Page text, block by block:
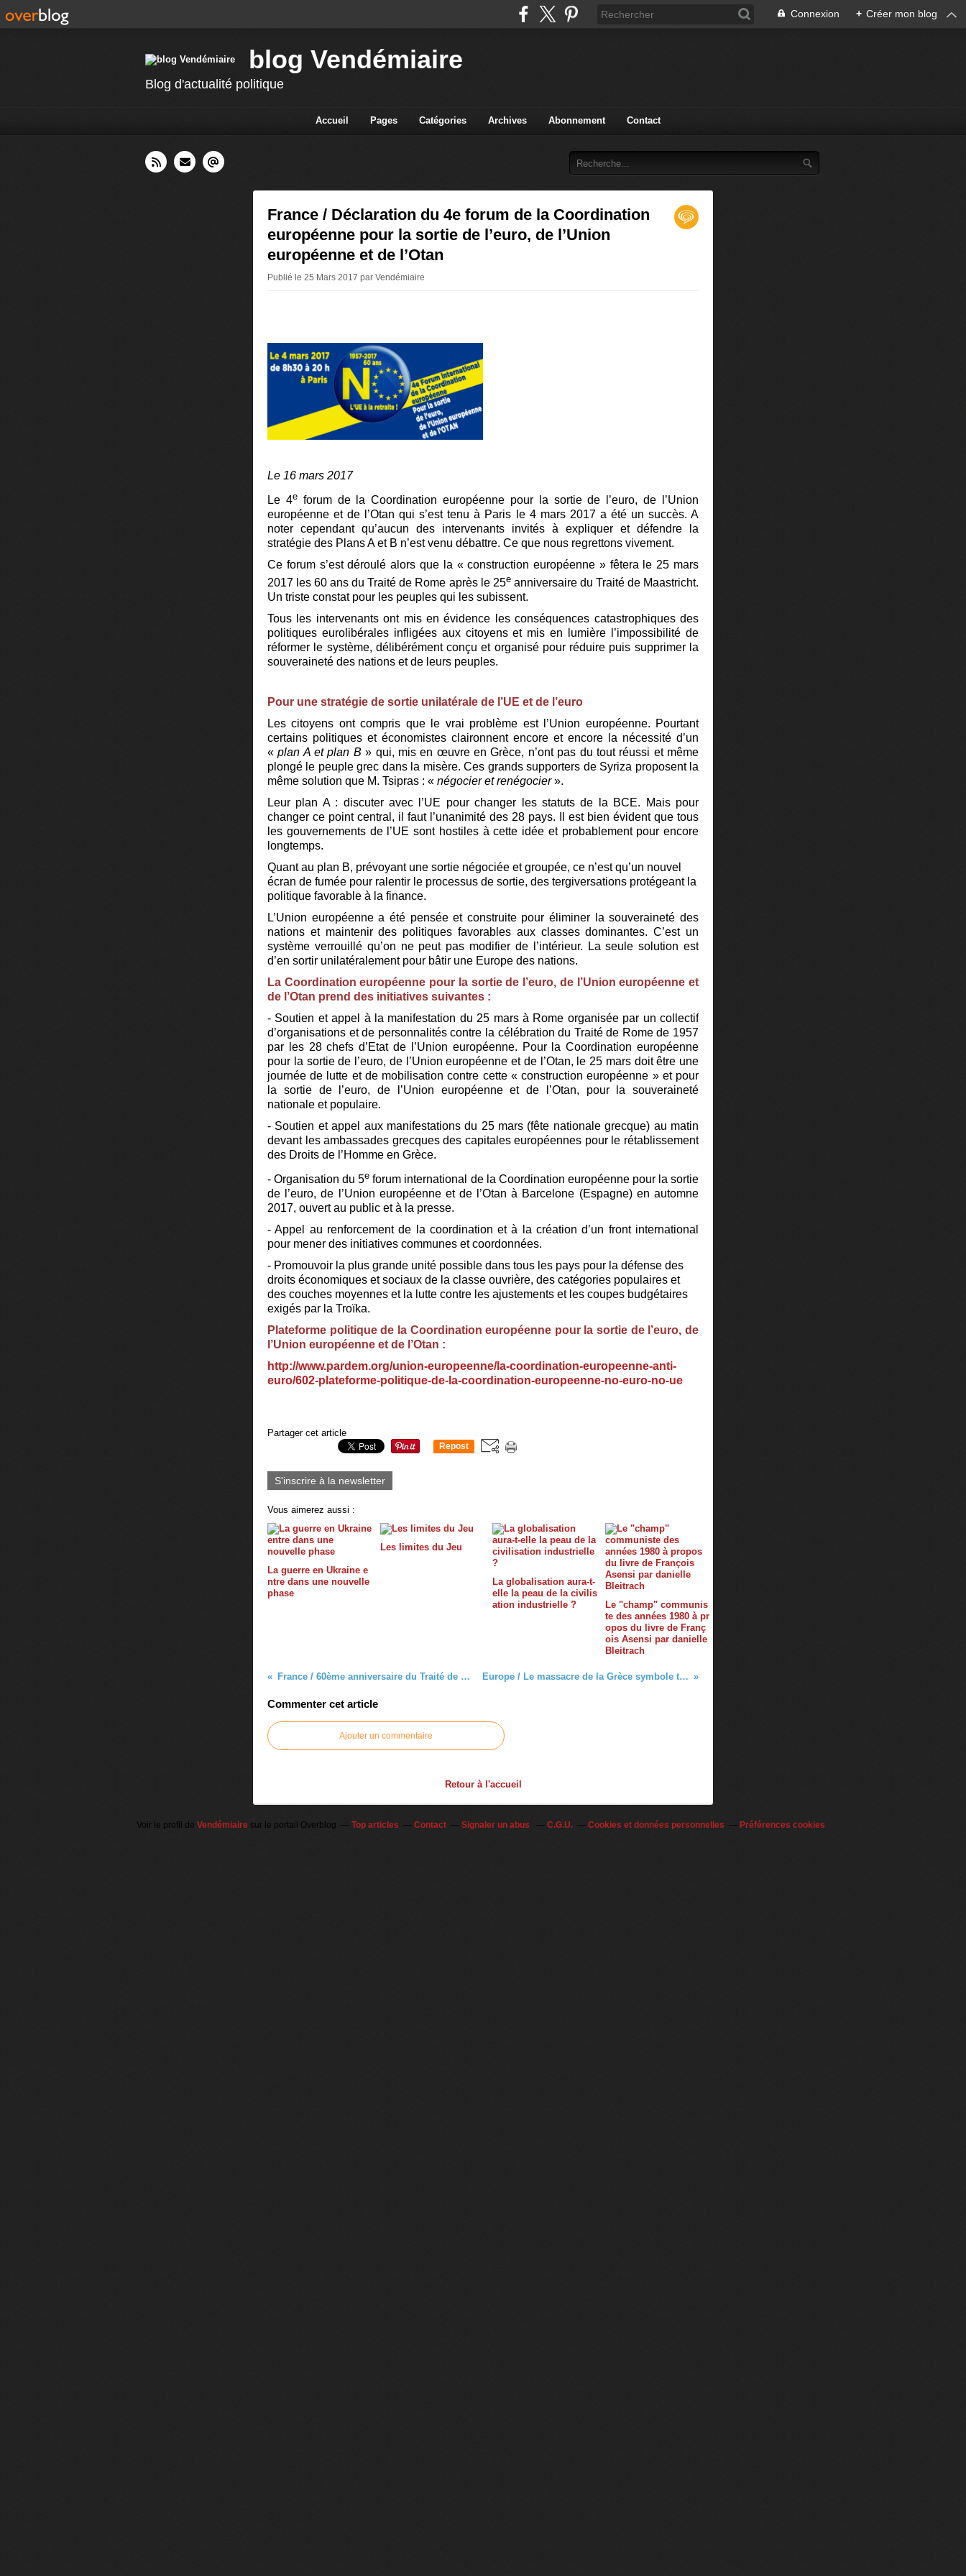
Connexion + Créer mon blog
blog Vendémiaire
Blog d'actualité politique
Accueil Pages Catégories Archives Abonnement Contact
France / Déclaration du 4e forum de la Coordination
européenne pour la sortie de l’euro, de l’Union
européenne et de l’Otan
Publié le 25 Mars 2017 par Vendémiaire
Le 16 mars 2017
Le 4eforum de la Coordination européenne pour la sortie de l’euro, de l’Union
européenne et de l’Otan qui s’est tenu à Paris le 4 mars 2017 a été un succès. A
noter cependant qu’aucun des intervenants invités à expliquer et défendre la
stratégie des Plans A et B n’est venu débattre. Ce que nous regrettons vivement.
Ce forum s’est déroulé alors que la « construction européenne » fêtera le 25 mars
2017 les 60 ans du Traité de Rome après le 25eanniversaire du Traité de Maastricht.
Un triste constat pour les peuples qui les subissent.
Tous les intervenants ont mis en évidence les conséquences catastrophiques des
politiques eurolibérales infligées aux citoyens et mis en lumière l’impossibilité de
réformer le système, délibérément conçu et organisé pour réduire puis supprimer la
souveraineté des nations et de leurs peuples.
Pour une stratégie de sortie unilatérale de l’UE et de l’euro
Les citoyens ont compris que le vrai problème est l’Union européenne. Pourtant
certains politiques et économistes claironnent encore et encore la nécessité d’un
«plan A et plan B » qui, mis en œuvre en Grèce, n’ont pas du tout réussi et même
plongé le peuple grec dans la misère. Ces grands supporters de Syriza proposent la
même solution que M. Tsipras : « négocier et renégocier».
Leur plan A : discuter avec l’UE pour changer les statuts de la BCE. Mais pour
changer ce point central, il faut l’unanimité des 28 pays. Il est bien évident que tous
les gouvernements de l’UE sont hostiles à cette idée et probablement pour encore
longtemps.
Quant au plan B, prévoyant une sortie négociée et groupée, ce n’est qu’un nouvel
écran de fumée pour ralentir le processus de sortie, des tergiversations protégeant la
politique favorable à la finance.
L’Union européenne a été pensée et construite pour éliminer la souveraineté des
nations et maintenir des politiques favorables aux classes dominantes. C’est un
système verrouillé qu’on ne peut pas modifier de l’intérieur. La seule solution est
d’en sortir unilatéralement pour bâtir une Europe des nations.
La Coordination européenne pour la sortie de l’euro, de l’Union européenne et
de l’Otan prend des initiatives suivantes :
- Soutien et appel à la manifestation du 25 mars à Rome organisée par un collectif
d’organisations et de personnalités contre la célébration du Traité de Rome de 1957
par les 28 chefs d’Etat de l’Union européenne. Pour laCoordination européenne
pour la sortie de l’euro, de l’Union européenne et de l’Otan, le 25 mars doit être une
journée de lutte et de mobilisation contre cette « construction européenne » et pour
la sortie de l’euro, de l’Union européenne et de l’Otan, pour la souveraineté
nationale et populaire.
- Soutien et appel aux manifestations du 25 mars (fête nationale grecque) au matin
devant les ambassades grecques des capitales européennes pour le rétablissement
des Droits de l’Homme en Grèce.
- Organisation du 5e forum international de la Coordination européenne pour la sortie
de l’euro, de l’Union européenne et de l’Otan à Barcelone (Espagne) en automne
2017, ouvert au public et à la presse.
- Appel au renforcement de la coordination et à la création d’un front international
pour mener des initiatives communes et coordonnées.
- Promouvoir la plus grande unité possible dans tous les pays pour la défense des
droits économiques et sociaux de la classe ouvrière, des catégories populaires et
des couches moyennes et la lutte contre les ajustements et les coupes budgétaires
exigés par la Troïka.
Plateforme politique de la Coordination européenne pour la sortie de l’euro, de
l’Union européenne et de l’Otan :
http://www.pardem.org/union-europeenne/la-coordination-europeenne-anti-
euro/602-plateforme-politique-de-la-coordination-europeenne-no-euro-no-ue
Partager cet article
Repost
S'inscrire à la newsletter
Vous aimerez aussi :
La guerre en Ukraine e
ntre dans une nouvelle
phase
Les limites du Jeu
La globalisation aura-t-
elle la peau de la civilis
ation industrielle ?
Le "champ" communis
te des années 1980 à pr
opos du livre de Franç
ois Asensi par danielle
Bleitrach
France / 60ème anniversaire du Traité de Rome : le syndicalisme de classe et l'Europe Europe / Le massacre de la Grèce symbole tragique du 60e anniversaire du traité de Rome
Commenter cet article
Ajouter un commentaire
Retour à l'accueil
Voir le profil de Vendémiaire sur le portail Overblog Top articles Contact Signaler un abus C.G.U. Cookies et données personnelles Préférences cookies